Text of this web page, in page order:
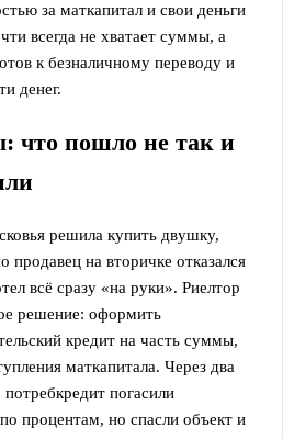
за маткапитал и свои деньги
всегда не хватает суммы, а
к безналичному переводу и
денег.
что пошло не так и
решила купить двушку,
продавец на вторичке отказался
всё сразу «на руки». Риелтор
решение: оформить
кредит на часть суммы,
маткапитала. Через два
погасили
процентам, но спасли объект и